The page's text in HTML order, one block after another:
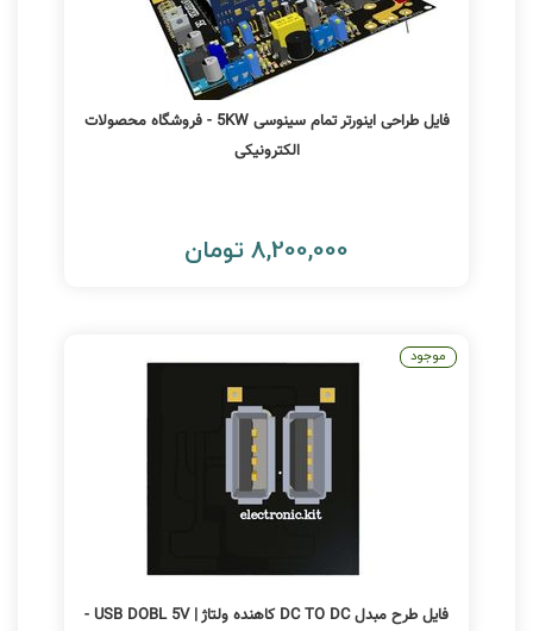
فایل طراحی اینورتر تمام سینوسی 5KW - فروشگاه محصولات
الکترونیکی
8,200,000 تومان
فایل طرح مبدل DC TO DC کاهنده ولتاژ | USB DOBL 5V -
موجود